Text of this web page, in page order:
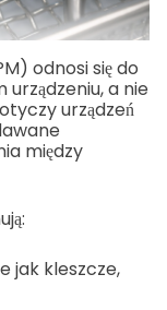
odnosi się do
a nie
urządzeń
między
jak kleszcze,